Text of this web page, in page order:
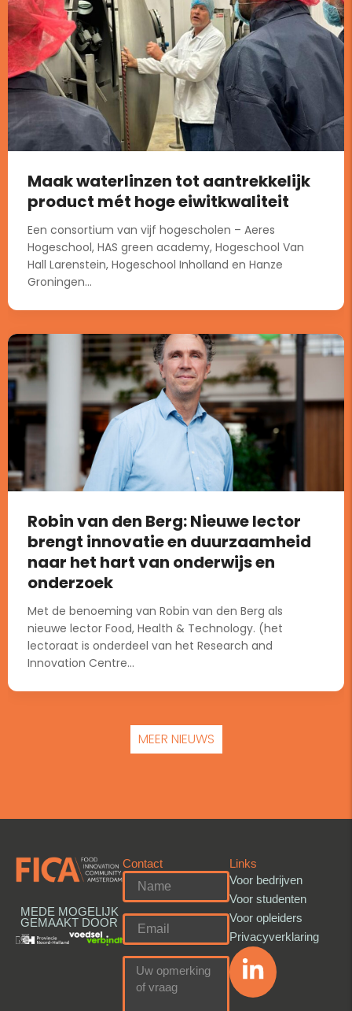
Maak waterlinzen tot aantrekkelijk
product mét hoge eiwitkwaliteit
Een consortium van vijf hogescholen – Aeres
Hogeschool, HAS green academy, Hogeschool Van
Hall Larenstein, Hogeschool Inholland en Hanze
Groningen...
Robin van den Berg: Nieuwe lector
brengt innovatie en duurzaamheid
naar het hart van onderwijs en
onderzoek
Met de benoeming van Robin van den Berg als
nieuwe lector Food, Health & Technology. (het
lectoraat is onderdeel van het Research and
Innovation Centre...
MEER NIEUWS
MEDE MOGELIJK
GEMAAKT DOOR
Contact
Links
Voor bedrijven
Voor studenten
Voor opleiders
Privacyverklaring